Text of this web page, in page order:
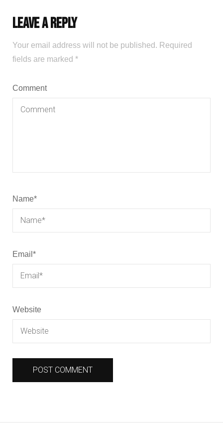
Leave a Reply
Your email address will not be published. Required
fields are marked *
Comment
Name*
Email *
Website